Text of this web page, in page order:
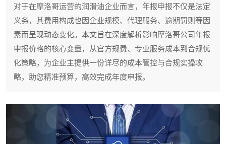
对于在摩洛哥运营的润滑油企业而言，年报申报不仅是法定
义务，其费用构成也因企业规模、代理服务、逾期罚则等因
素而呈现动态变化。本文旨在深度解析影响摩洛哥公司年报
申报价格的核心变量，从官方规费、专业服务成本到合规优
化策略，为企业主提供一份详尽的成本管控与合规实操攻
略，助您精准预算，高效完成年度申报。